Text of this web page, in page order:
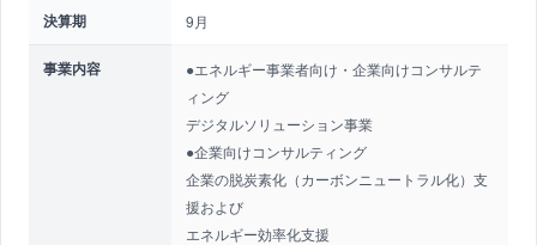
決算期 9月
事業内容
●エネルギー事業者向け・企業向けコンサルテ
ィング
デジタルソリューション事業
●企業向けコンサルティング
企業の脱炭素化（カーボンニュートラル化）支
援および
エネルギー効率化支援